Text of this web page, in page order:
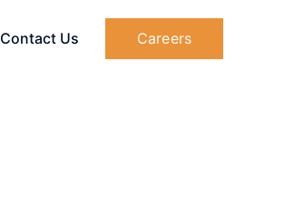
Contact Us Careers